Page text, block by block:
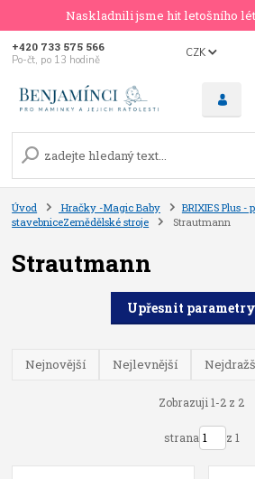
Naskladnili jsme hit letošního
CZK
+420 733 575 566
Po-čt, po 13 hodině
Úvod Hračky -Magic Baby
BRIXIES Plus -
stavebniceZemědělské stroje
Strautmann
Strautmann
Upřesnit parametry
Nejnovější Nejlevnější
Zobrazuji 1-2 z 2
strana z 1